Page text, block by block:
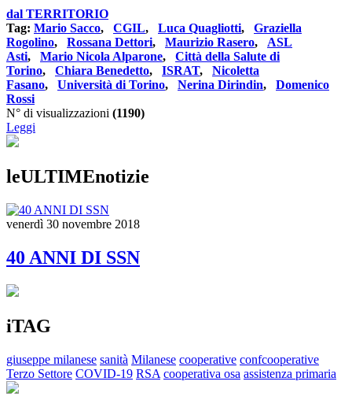
dal TERRITORIO
Tag: Mario Sacco, CGIL, Luca Quagliotti, Graziella
Rogolino, Rossana Dettori, Maurizio Rasero, ASL
Asti, Mario Nicola Alparone, Città della Salute di
Torino, Chiara Benedetto, ISRAT, Nicoletta
Fasano, Università di Torino, Nerina Dirindin, Domenico
Rossi
N° di visualizzazioni (1190)
Leggi
leULTIMEnotizie
venerdì 30 novembre 2018
40 ANNI DI SSN
iTAG
giuseppe milanese sanità Milanese cooperative confcooperative
Terzo Settore COVID-19 RSA cooperativa osa assistenza primaria